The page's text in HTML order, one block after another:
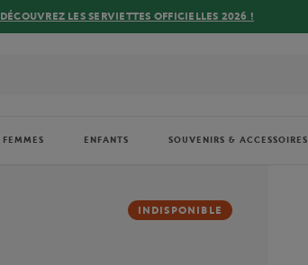
DÉCOUVREZ LES SERVIETTES OFFICIELLES 2026 !
FEMMES ENFANTS SOUVENIRS & ACCESSOIRES
INDISPONIBLE